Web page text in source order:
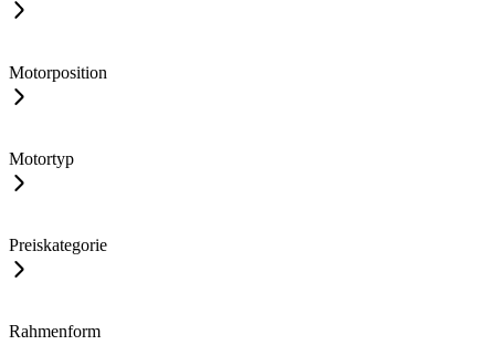
Motorposition
Motortyp
Preiskategorie
Rahmenform